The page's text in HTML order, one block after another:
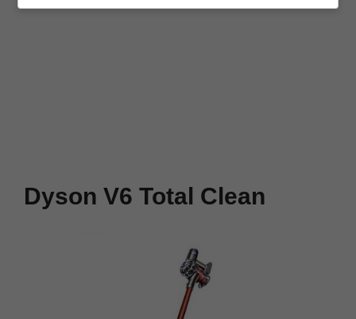
Dyson V6 Total Clean